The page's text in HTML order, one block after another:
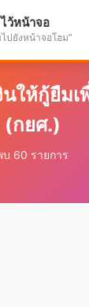
าคตที่ก้าวหน้า
ให้กู้ยืมเ
(กยศ.)
บ 60 รายการ
ว้หน้าจอ
ปยังหน้าจอโฮม"